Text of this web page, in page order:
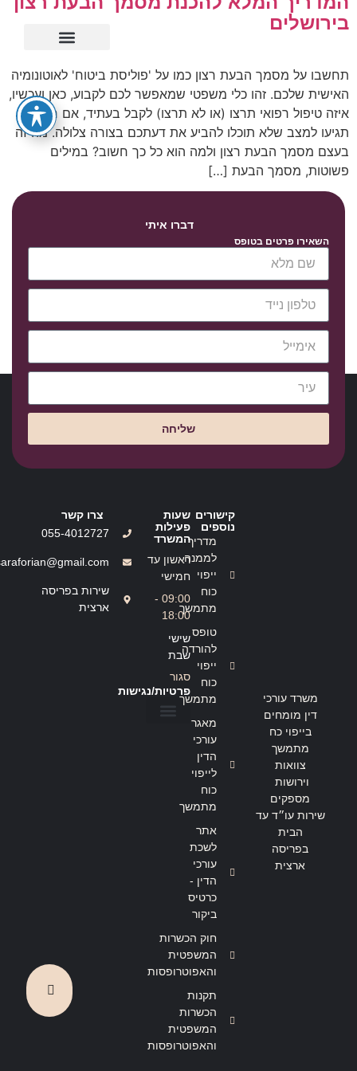
בירושלים
תחשבו על מסמך הבעת רצון כמו על 'פוליסת ביטוח' לאוטונומיה
האישית שלכם. זהו כלי משפטי שמאפשר לכם לקבוע, כאן ועכשיו,
איזה טיפול רפואי תרצו (או לא תרצו) לקבל בעתיד, אם חלילה
תגיעו למצב שלא תוכלו להביע את דעתכם בצורה צלולה. מה זה
בעצם מסמך הבעת רצון ולמה הוא כל כך חשוב? במילים
פשוטות, מסמך הבעת […]
דברו איתי
השאירו פרטים בטופס
שליחה
משרד עורכי
דין מומחים
בייפוי כח
מתמשך
צוואות
וירושות
מספקים
שירות עו״ד עד
הבית
בפריסה
ארצית
קישורים
נוספים
מדריך
לממנה
ייפוי
כוח
מתמשך
טופס
להורדה
ייפוי
כוח
מתמשך
מאגר
עורכי
הדין
לייפוי
כוח
מתמשך
אתר
לשכת
עורכי
הדין -
כרטיס
ביקור
חוק הכשרות
המשפטית
והאפוטרופסות
תקנות
הכשרות
המשפטית
והאפוטרופסות
שעות
פעילות
המשרד
ראשון עד
חמישי
09:00 -
18:00
שישי
שבת
סגור
פרטיות/נגישות
צרו קשר
055-4012727
שירות בפריסה
ארצית